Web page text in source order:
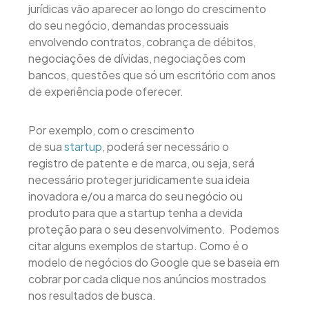
jurídicas vão aparecer ao longo do crescimento
do seu negócio, demandas processuais
envolvendo contratos, cobrança de débitos,
negociações de dívidas, negociações com
bancos, questões que só um escritório com anos
de experiência pode oferecer.
Por exemplo, com o crescimento
de suastartup, poderá ser necessário o
registro de patente e de marca, ou seja, será
necessário proteger juridicamente sua ideia
inovadora e/ou a marca do seu negócio ou
produto para que a startup tenha a devida
proteção para o seu desenvolvimento. Podemos
citar alguns exemplos de startup. Como é o
modelo de negócios do Google que se baseia em
cobrar por cada clique nos anúncios mostrados
nos resultados de busca.